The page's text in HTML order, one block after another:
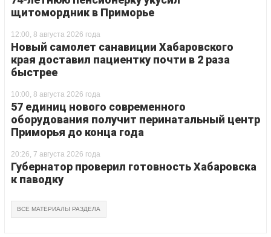
щитомордник в Приморье
12:00, 8 августа 2026 года
Новый самолет санавиции Хабаровского
края доставил пациентку почти в 2 раза
быстрее
10:00, 8 августа 2026 года
57 единиц нового современного
оборудования получит перинатальный центр
Приморья до конца года
20:26, 7 августа 2026 года
Губернатор проверил готовность Хабаровска
к паводку
ВСЕ МАТЕРИАЛЫ РАЗДЕЛА